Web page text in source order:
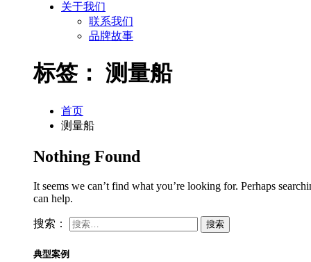
关于我们
联系我们
品牌故事
标签： 测量船
首页
测量船
Nothing Found
It seems we can’t find what you’re looking for. Perhaps
can help.
搜索：
典型案例